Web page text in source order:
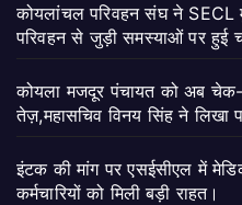
कोयलांचल परिवहन संघ ने
परिवहन से जुड़ी समस्याओं पर हुई
कोयला मजदूर पंचायत को अब
तेज़,महासचिव विनय सिंह ने लिखा
इंटक की मांग पर एसईसीएल में
कर्मचारियों को मिली बड़ी राहत।